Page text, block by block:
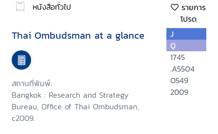
หนังสือทั่วไป
รายการ
โปรด
Thai Ombudsman at a glance
สถานที่พิมพ์:
Bangkok : Research and Strategy
Bureau, Office of Thai Ombudsman,
c2009.
J
Q
1745
.A55O4
O549
2009